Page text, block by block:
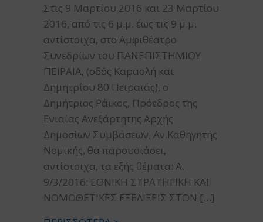
Στις 9 Μαρτίου 2016 και 23 Μαρτίου
2016, από τις 6 μ.μ. έως τις 9 μ.μ.
αντίστοιχα, στο Aμφιθέατρο
Συνεδρίων του ΠΑΝΕΠΙΣΤΗΜΙΟΥ
ΠΕΙΡΑΙΑ, (οδός Καραολή και
Δημητρίου 80 Πειραιάς), ο
Δημήτριος Ράικος, Πρόεδρος της
Ενιαίας Ανεξάρτητης Αρχής
Δημοσίων Συμβάσεων, Αν.Καθηγητής
Νομικής, θα παρουσιάσει,
αντίστοιχα, τα εξής θέματα: Α.
9/3/2016: ΕΘΝΙΚΗ ΣΤΡΑΤΗΓΙΚΗ ΚΑΙ
ΝΟΜΟΘΕΤΙΚΕΣ ΕΞΕΛΙΞΕΙΣ ΣΤΟΝ […]